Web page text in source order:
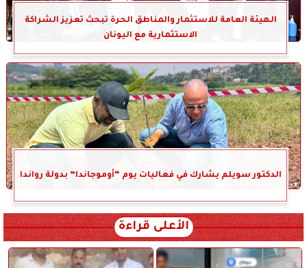
الهيئة العامة للاستثمار والمناطق الحرة تبحث تعزيز الشراكة
الاستثمارية مع اليونان
الدكتور سويلم يشارك في فعاليات يوم “أوموجاندا” بدولة رواندا
الأعلى قراءة